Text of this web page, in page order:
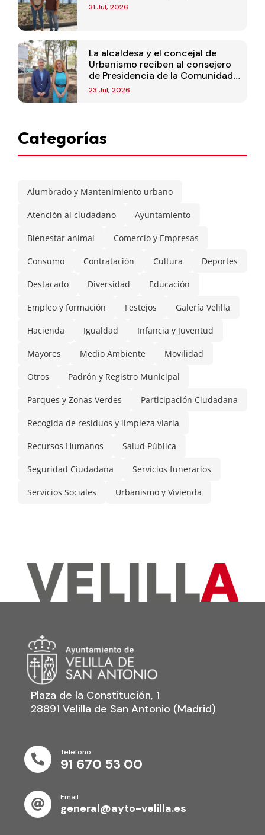
31 Jul, 2026
La alcaldesa y el concejal de
Urbanismo reciben al consejero
de Presidencia de la Comunidad
de Madrid
23 Jul, 2026
Categorías
Alumbrado y Mantenimiento urbano
Atención al ciudadano Ayuntamiento
Bienestar animal Comercio y Empresas
Consumo Contratación Cultura Deportes
Destacado Diversidad Educación
Empleo y formación Festejos Galería Velilla
Hacienda Igualdad Infancia y Juventud
Mayores Medio Ambiente Movilidad
Otros Padrón y Registro Municipal
Parques y Zonas Verdes Participación Ciudadana
Recogida de residuos y limpieza viaria
Recursos Humanos Salud Pública
Seguridad Ciudadana Servicios funerarios
Servicios Sociales Urbanismo y Vivienda
Plaza de la Constitución, 1
28891 Velilla de San Antonio (Madrid)

Telefono
91 670 53 00

Email
general@ayto-velilla.es